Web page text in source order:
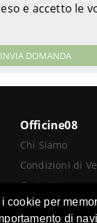
per
di
e accetto le
Officine08
Chi Siamo
Condizioni di
Contatti
Rivenditore